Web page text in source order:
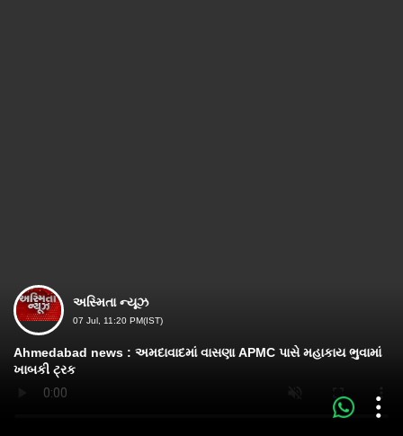
અસ્મિતા ન્યૂઝ
07 Jul, 11:20 PM(IST)
Ahmedabad news : અમદાવાદમાં વાસણા APMC પાસે મહાકાય ભુવામાં
ખાબકી ટ્રક